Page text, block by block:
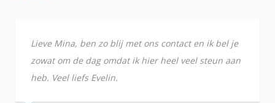
Lieve Mina, ben zo blij met ons contact en ik bel je
zowat om de dag omdat ik hier heel veel steun aan
heb. Veel liefs Evelin.